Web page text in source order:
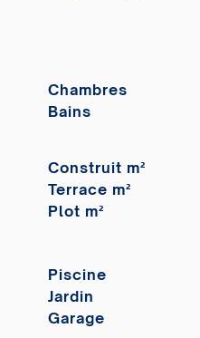
Chambres
Bains
Construit m²
Terrace m²
Plot m²
Piscine
Jardin
Garage